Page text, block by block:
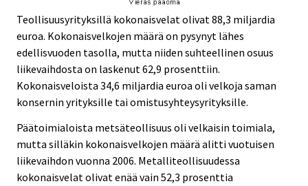
Teollisuusyrityksillä kokonaisvelat olivat 88,3 miljardia
euroa. Kokonaisvelkojen määrä on pysynyt lähes
edellisvuoden tasolla, mutta niiden suhteellinen osuus
liikevaihdosta on laskenut 62,9 prosenttiin.
Kokonaisveloista 34,6 miljardia euroa oli velkoja saman
konsernin yrityksille tai omistusyhteysyrityksille.
Päätoimialoista metsäteollisuus oli velkaisin toimiala,
mutta silläkin kokonaisvelkojen määrä alitti vuotuisen
liikevaihdon vuonna 2006. Metalliteollisuudessa
kokonaisvelat olivat enää vain 52,3 prosenttia